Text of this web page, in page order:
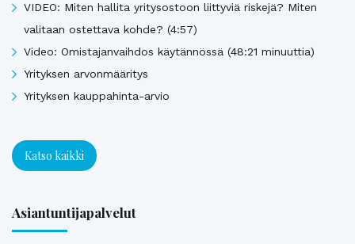
VIDEO: Miten hallita yritysostoon liittyviä riskejä? Miten
valitaan ostettava kohde? (4:57)
Video: Omistajanvaihdos käytännössä (48:21 minuuttia)
Yrityksen arvonmääritys
Yrityksen kauppahinta-arvio
Katso kaikki
Asiantuntijapalvelut